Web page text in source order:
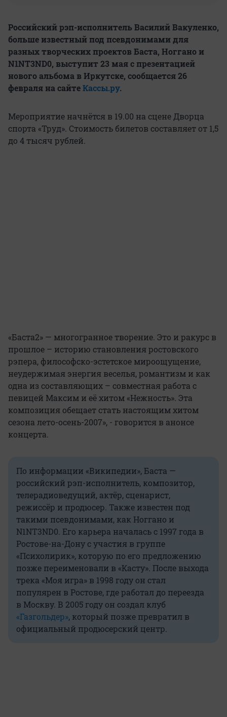
Российский рэп-исполнитель Василий Вакуленко,
больше известный под псевдонимами для
разных творческих проектов Баста, Ноггано и
N1NT3ND0, выступит 23 мая с презентацией
нового альбома в Иркутске, сообщается 26
февраля на сайтеКассы.ру.
Мероприятие начнётся в 19.00 на сцене Дворца
спорта «Труд». Стоимость билетов составляет от 1,5
до 4 тысяч рублей.
«Баста2» — многогранное творение. Это и ракурс в
прошлое – историю становления ростовского
рэпера, философско-эстетское мироощущение,
неудержимая энергия веселья, романтизм и как
одна из составляющих – совместная работа с
певицей Максим и её хитом «Нежность». Эта
композиция обещает стать настоящим хитом
сезона лето-осень-2007», - говорится в анонсе
концерта.
По информации «Википедии», Баста —
российский рэп-исполнитель, композитор,
телерадиоведущий, актёр, сценарист,
режиссёр и продюсер. Также известен под
такими псевдонимами, как Ноггано и
N1NT3ND0. Его карьера началась с 1997 года в
Ростове-на-Дону с участия в группе
«Психолирик», которую по его предложению
позже переименовали в «Касту». После выхода
трека «Моя игра» в 1998 году он стал
популярен в Ростове, где работал до переезда
в Москву. В 2005 году он создал клуб
«Газгольдер», который позже превратил в
официальный продюсерский центр.